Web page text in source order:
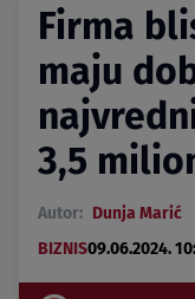
Firma
maju
3,5
Autor: Dunja Marić
BIZNIS09.06.2024.